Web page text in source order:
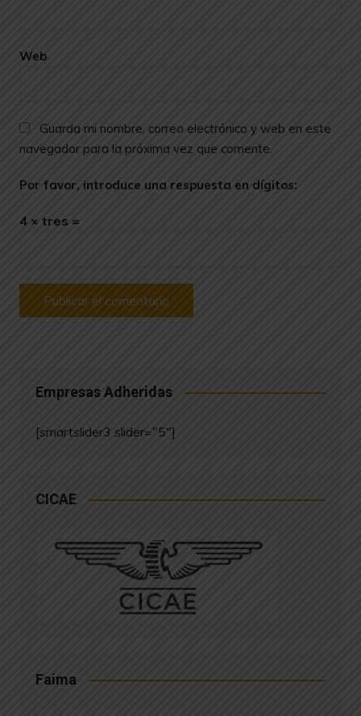
Web
Guarda mi nombre, correo electrónico y web en este
navegador para la próxima vez que comente.
Por favor, introduce una respuesta en dígitos:
4 × tres =
Empresas Adheridas
[smartslider3 slider="5"]
CICAE
Faima